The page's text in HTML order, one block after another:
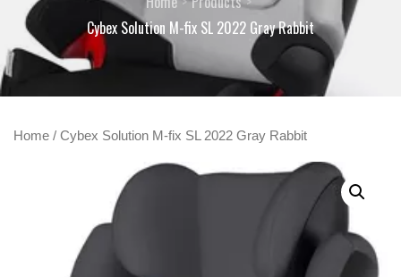
Cybex Solution M-fix SL 2022 Gray Rabbit
Home / Cybex Solution M-fix SL 2022 Gray Rabbit